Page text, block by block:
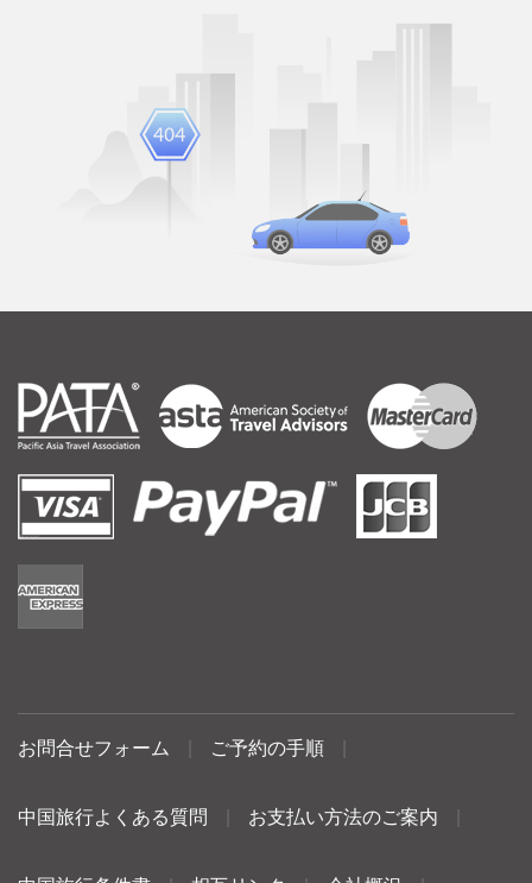
お問合せフォーム ご予約の手順
中国旅行よくある質問 お支払い方法のご案内